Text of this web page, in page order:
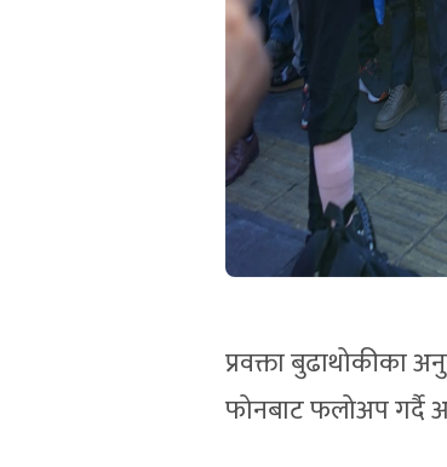
प्रवक्ता बुढाथोकीका
फोनबाट फलोअप गर्दै